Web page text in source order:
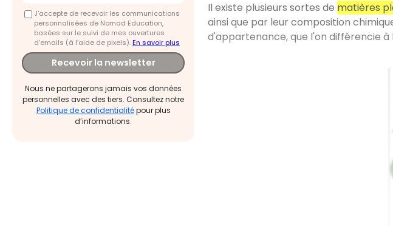
J'accepte de recevoir les communications
personnalisées de Nomad Education,
basées sur le suivi de mes ouvertures
d'emails (à l’aide de pixels).En savoir plus
Recevoir la newsletter
Nous ne partagerons jamais vos données
personnelles avec des tiers. Consultez notre
Politique de confidentialitépour plus
d’informations.
Il existe plusieurs sortes de matières
ainsi que par leur composition
d'appartenance, que l'on différencie à